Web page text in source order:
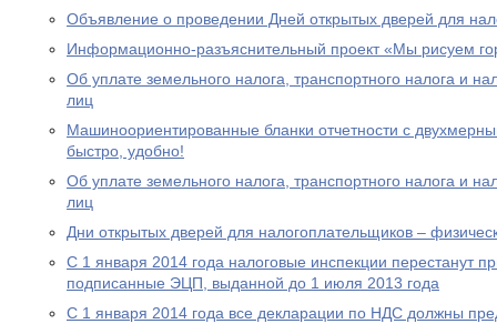
Объявление о проведении Дней открытых дверей для
Информационно-разъяснительный проект «Мы рисуем
Об уплате земельного налога, транспортного налога и
лиц
Машиноориентированные бланки отчетности с
быстро, удобно!
Об уплате земельного налога, транспортного налога и
лиц
Дни открытых дверей для налогоплательщиков –
С 1 января 2014 года налоговые инспекции перестанут
подписанные ЭЦП, выданной до 1 июля 2013 года
С 1 января 2014 года все декларации по НДС должны